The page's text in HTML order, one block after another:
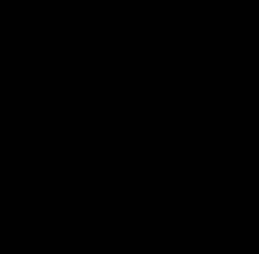
que se
de lleno
mal hasta la
agrado su